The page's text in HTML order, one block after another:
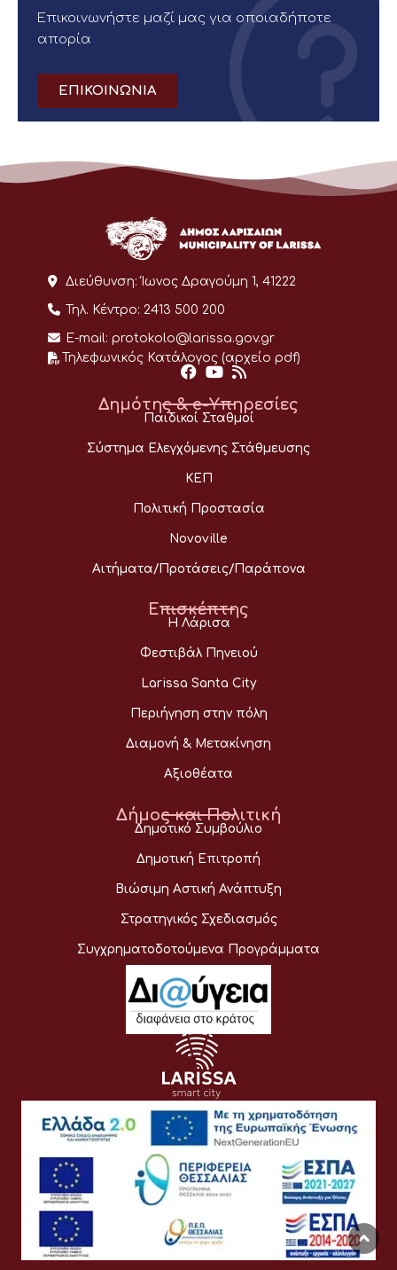
Επικοινωνήστε μαζί μας για οποιαδήποτε
απορία
ΕΠΙΚΟΙΝΩΝΙΑ
Διεύθυνση: Ίωνος Δραγούμη 1, 41222
Τηλ. Κέντρο: 2413 500 200
E-mail: protokolo@larissa.gov.gr
Τηλεφωνικός Κατάλογος (αρχείο pdf)
Δημότης & e-Υπηρεσίες
Παιδικοί Σταθμοί
Σύστημα Ελεγχόμενης Στάθμευσης
ΚΕΠ
Πολιτική Προστασία
Novoville
Αιτήματα/Προτάσεις/Παράπονα
Επισκέπτης
Η Λάρισα
Φεστιβάλ Πηνειού
Larissa Santa City
Περιήγηση στην πόλη
Διαμονή & Μετακίνηση
Αξιοθέατα
Δήμος και Πολιτική
Δημοτικό Συμβούλιο
Δημοτική Επιτροπή
Βιώσιμη Αστική Ανάπτυξη
Στρατηγικός Σχεδιασμός
Συγχρηματοδοτούμενα Προγράμματα